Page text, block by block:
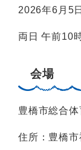
2026年6月5
両日 午前10
会場
豊橋市総合体
住所：豊橋